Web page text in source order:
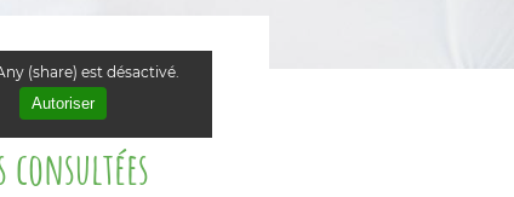
(share) est désactivé.
Autoriser
consultées